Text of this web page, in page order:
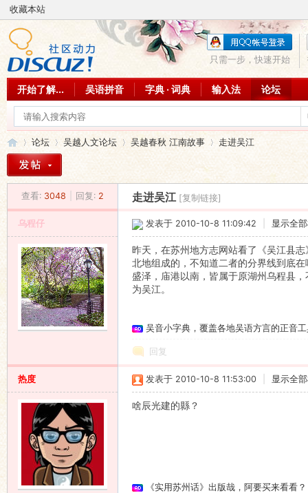
收藏本站
只需一步，快速开始
开始了解... 吴语拼音 字典 · 词典 输入法 论坛
»
论坛
›
吴越人文论坛 吴越春秋 江南故事
›
走进吴江
查看: 3048 回复: 2 走进吴江 [复制链接]
乌程仔 发表于 2010-10-8 11:09:42 显示全
昨天，在苏州地方志网站看了《吴江县
北地组成的，不知道二者的分界线到底
盛泽，庙港以南，皆属于原湖州乌程县
为吴江。
吴音小字典，覆盖各地吴语方言的正音
回复
热度 发表于 2010-10-8 11:53:00 显示全
啥辰光建的縣？
《实用苏州话》出版哉，阿要买来看看？